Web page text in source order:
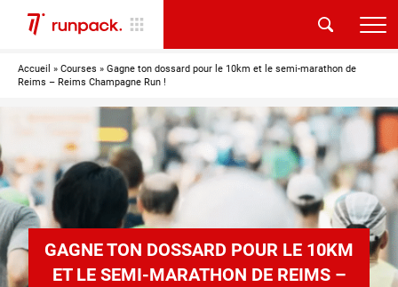
Accueil » Courses » Gagne ton dossard pour le 10km et le semi-marathon de
Reims – Reims Champagne Run !
GAGNE TON DOSSARD POUR LE 10KM
ET LE SEMI-MARATHON DE REIMS –